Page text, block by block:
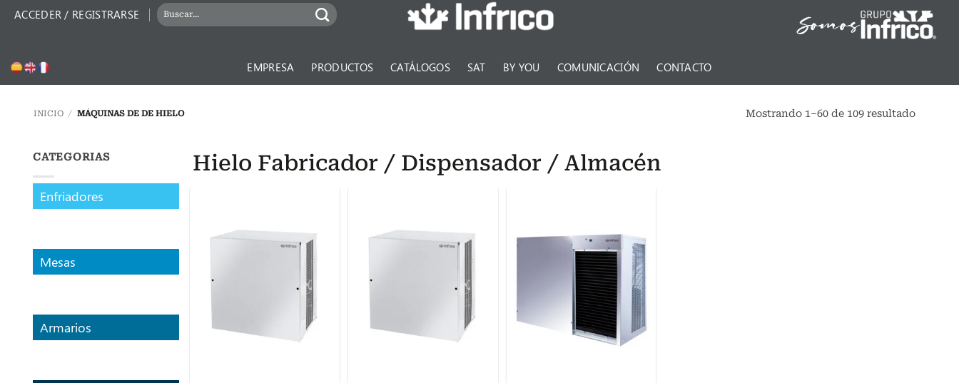
ACCEDER / REGISTRARSE
BUSCAR
POR:
EMPRESA PRODUCTOS CATÁLOGOS SAT BY YOU COMUNICACIÓN CONTACTO
INICIO / MÁQUINAS DE DE HIELO Mostrando 1–60 de 109 resultado
CATEGORIAS
Enfriadores
Mesas
Armarios
Hielo Fabricador / Dispensador / Almacén